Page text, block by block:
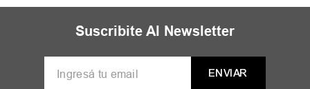
Suscribite Al Newsletter
ENVIAR